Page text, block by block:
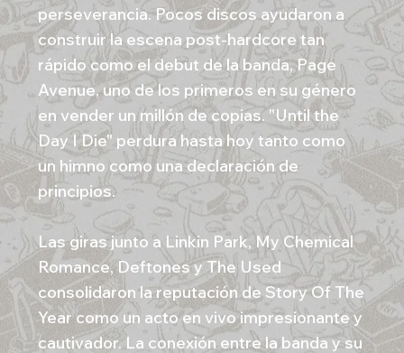
perseverancia. Pocos discos ayudaron a
construir la escena post-hardcore tan
rápido como el debut de la banda, Page
Avenue, uno de los primeros en su género
en vender un millón de copias. "Until the
Day I Die" perdura hasta hoy tanto como
un himno como una declaración de
principios.
Las giras junto a Linkin Park, My Chemical
Romance, Deftones y The Used
consolidaron la reputación de Story Of The
Year como un acto en vivo impresionante y
cautivador. La conexión entre la banda y su